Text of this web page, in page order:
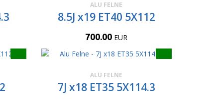
ALU FELNE
8.5J x19 ET40 5X112
700.00 EUR
ALU FELNE
7J x18 ET35 5X114.3